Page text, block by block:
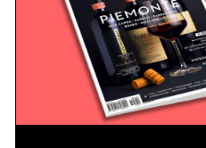
krydderier, roser og strejf
en fin intensitet. Krydret